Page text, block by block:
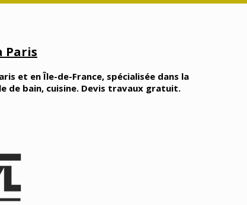
Paris
et en Île-de-France, spécialisée dans la
de bain, cuisine. Devis travaux gratuit.